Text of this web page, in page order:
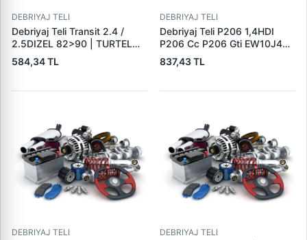
DEBRIYAJ TELI
Debriyaj Teli Transit 2.4 /
2.5DIZEL 82>90 | TURTEL
502-1409
584,34 TL
DEBRIYAJ TELI
Debriyaj Teli P206 1,4HDI
P206 Cc P206 Gti EW10J4
(2,0 16V (09 / 00 ) Boy:915 /
645 | LKS 4671 675 | OEM
837,43 TL
DEBRIYAJ TELI DEBRIYAJ TELI